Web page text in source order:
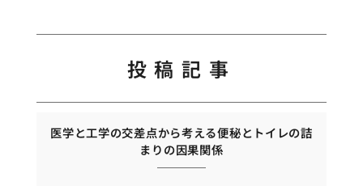
投稿記事
医学と工学の交差点から考える便秘とトイレの詰
まりの因果関係